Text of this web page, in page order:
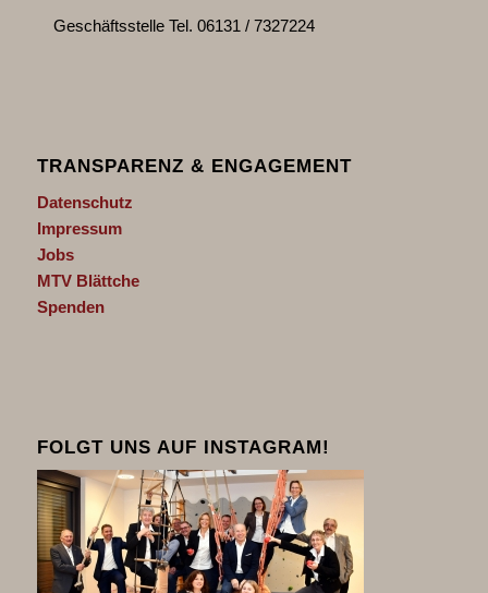
Geschäftsstelle Tel. 06131 / 7327224
TRANSPARENZ & ENGAGEMENT
Datenschutz
Impressum
Jobs
MTV Blättche
Spenden
FOLGT UNS AUF INSTAGRAM!